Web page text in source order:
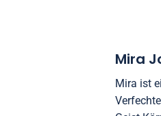
Mira
Mira ist